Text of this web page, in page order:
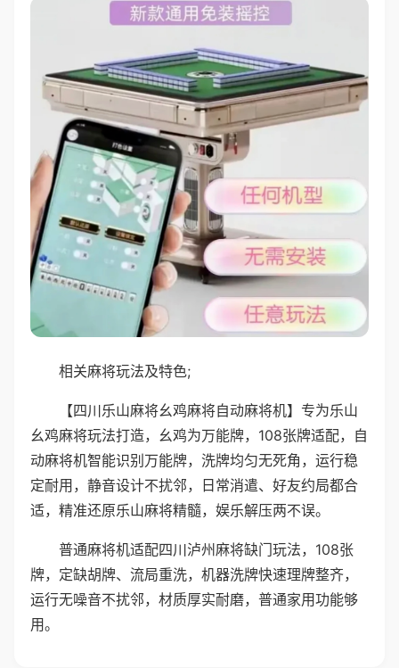
相关麻将玩法及特色;
【四川乐山麻将幺鸡麻将自动麻将机】专为乐山
幺鸡麻将玩法打造，幺鸡为万能牌，108张牌适配，自
动麻将机智能识别万能牌，洗牌均匀无死角，运行稳
定耐用，静音设计不扰邻，日常消遣、好友约局都合
适，精准还原乐山麻将精髓，娱乐解压两不误。
普通麻将机适配四川泸州麻将缺门玩法，108张
牌，定缺胡牌、流局重洗，机器洗牌快速理牌整齐，
运行无噪音不扰邻，材质厚实耐磨，普通家用功能够
用。